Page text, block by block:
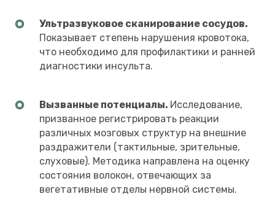
Ультразвуковое сканирование сосудов.
Показывает степень нарушения кровотока,
что необходимо для профилактики и ранней
диагностики инсульта.
Вызванные потенциалы. Исследование,
призванное регистрировать реакции
различных мозговых структур на внешние
раздражители (тактильные, зрительные,
слуховые). Методика направлена на оценку
состояния волокон, отвечающих за
вегетативные отделы нервной системы.